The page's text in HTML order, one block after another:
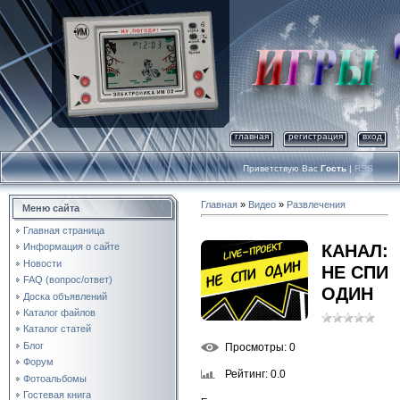
главная регистрация вход
Приветствую Вас Гость | RSS
Меню сайта
Главная страница
Информация о сайте
Новости
FAQ (вопрос/ответ)
Доска объявлений
Каталог файлов
Каталог статей
Блог
Форум
Фотоальбомы
Гостевая книга
Главная » Видео » Развлечения
КАНАЛ:
НЕ СПИ
ОДИН
Просмотры: 0
Рейтинг: 0.0